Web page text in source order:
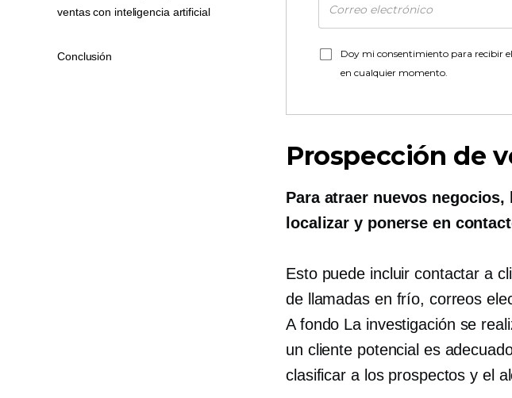
Doy mi consentimiento para recibir
en cualquier momento.
Prospección de
Para atraer nuevos
localizar y ponerse en
Esto puede incluir contactar a
de llamadas en frío, correos
A fondo La investigación se
un cliente potencial es
clasificar a los prospectos y el
ventas con inteligencia artificial
Conclusión